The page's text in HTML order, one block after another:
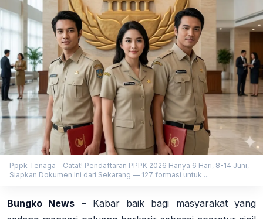
Pppk Tenaga – Catat! Pendaftaran PPPK 2026 Hanya 6 Hari, 8-14 Juni,
Siapkan Dokumen Ini dari Sekarang — 127 formasi untuk ...
Bungko News – Kabar baik bagi masyarakat yang